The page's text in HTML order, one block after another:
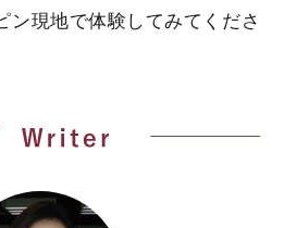
ン現地で体験してみてくださ